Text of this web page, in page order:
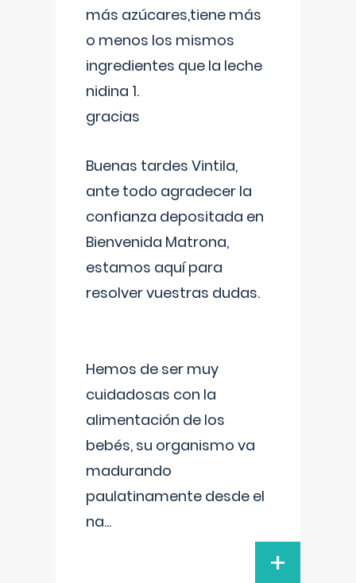
más azúcares,tiene más
o menos los mismos
ingredientes que la leche
nidina 1.
gracias
Buenas tardes Vintila,
ante todo agradecer la
confianza depositada en
Bienvenida Matrona,
estamos aquí para
resolver vuestras dudas.
Hemos de ser muy
cuidadosas con la
alimentación de los
bebés, su organismo va
madurando
paulatinamente desde el
na...
+